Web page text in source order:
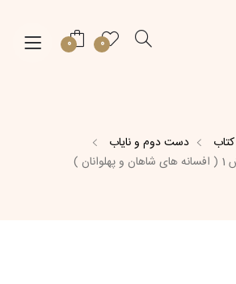
0
0
کتاب
دست دوم و نایاب
)